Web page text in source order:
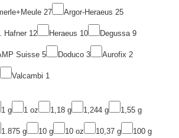
27 Argor-Heraeus 25
Hafner 12 Heraeus 10 Degussa 9
Suisse 5 Doduco 3 Aurofix 2
Valcambi 1
1 g 1 oz 1,18 g 1,244 g 1,55 g
1.875 g 10 g 10 oz 10,37 g 100 g